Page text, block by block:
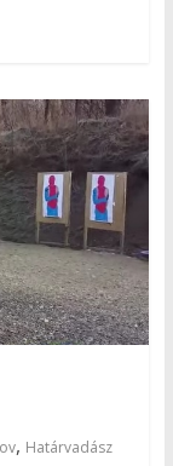
, Határvadász